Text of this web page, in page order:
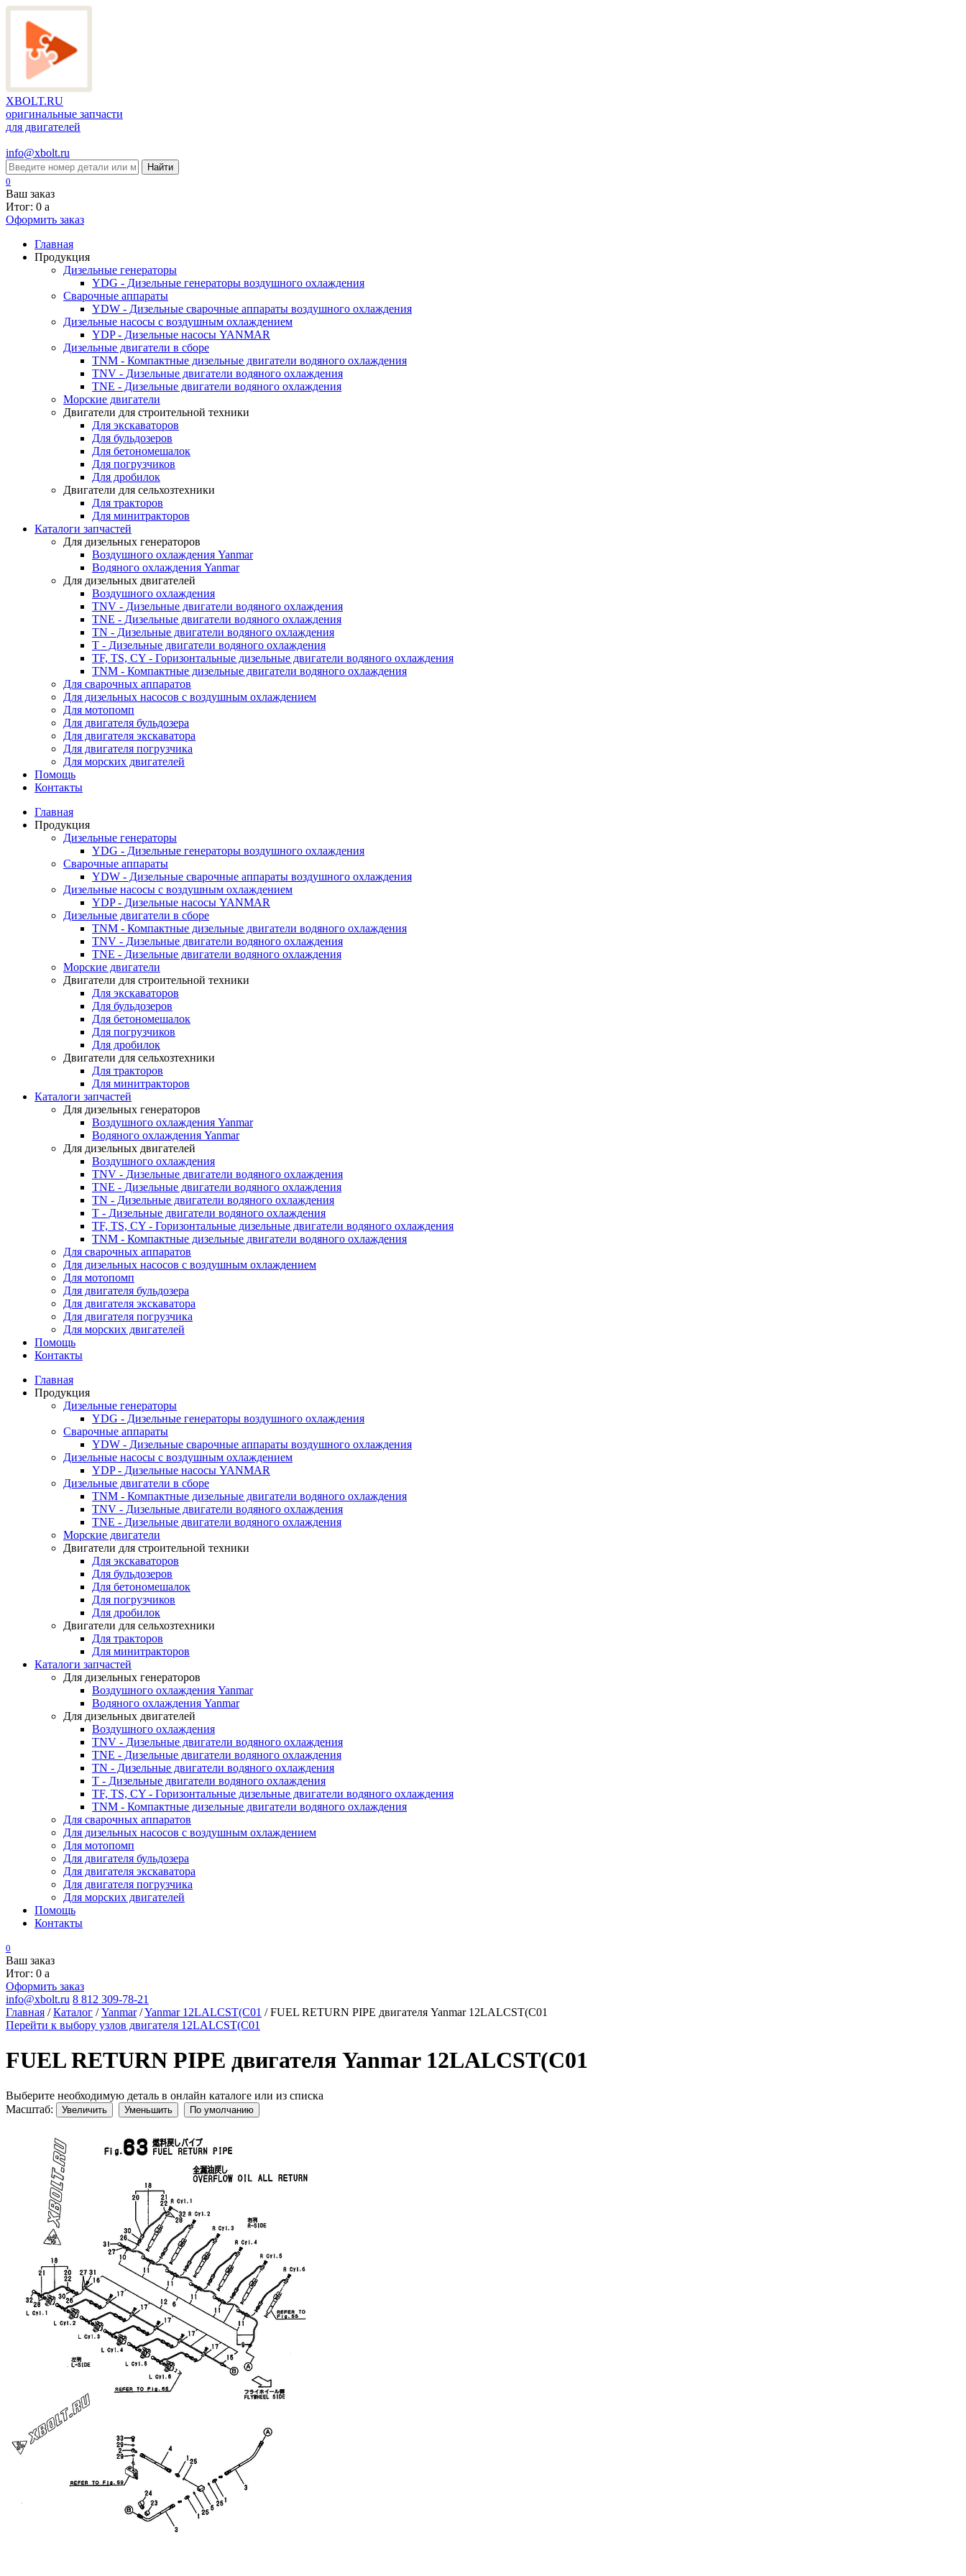
XBOLT.RU
оригинальные запчасти
для двигателей
info@xbolt.ru
Найти
0
Ваш заказ
Итог: 0 a
Оформить заказ
Главная
Продукция
Дизельные генераторы
YDG - Дизельные генераторы воздушного охлаждения
Cварочные аппараты
YDW - Дизельные сварочные аппараты воздушного охлаждения
Дизельные насосы с воздушным охлаждением
YDP - Дизельные насосы YANMAR
Дизельные двигатели в сборе
TNM - Компактные дизельные двигатели водяного охлаждения
TNV - Дизельные двигатели водяного охлаждения
TNE - Дизельные двигатели водяного охлаждения
Морские двигатели
Двигатели для строительной техники
Для экскаваторов
Для бульдозеров
Для бетономешалок
Для погрузчиков
Для дробилок
Двигатели для сельхозтехники
Для тракторов
Для минитракторов
Каталоги запчастей
Для дизельных генераторов
Воздушного охлаждения Yanmar
Водяного охлаждения Yanmar
Для дизельных двигателей
Воздушного охлаждения
TNV - Дизельные двигатели водяного охлаждения
TNE - Дизельные двигатели водяного охлаждения
TN - Дизельные двигатели водяного охлаждения
T - Дизельные двигатели водяного охлаждения
TF, TS, CY - Горизонтальные дизельные двигатели водяного охлаждения
TNM - Компактные дизельные двигатели водяного охлаждения
Для сварочных аппаратов
Для дизельных насосов с воздушным охлаждением
Для мотопомп
Для двигателя бульдозера
Для двигателя экскаватора
Для двигателя погрузчика
Для морских двигателей
Помощь
Контакты
Главная
Продукция
Дизельные генераторы
YDG - Дизельные генераторы воздушного охлаждения
Cварочные аппараты
YDW - Дизельные сварочные аппараты воздушного охлаждения
Дизельные насосы с воздушным охлаждением
YDP - Дизельные насосы YANMAR
Дизельные двигатели в сборе
TNM - Компактные дизельные двигатели водяного охлаждения
TNV - Дизельные двигатели водяного охлаждения
TNE - Дизельные двигатели водяного охлаждения
Морские двигатели
Двигатели для строительной техники
Для экскаваторов
Для бульдозеров
Для бетономешалок
Для погрузчиков
Для дробилок
Двигатели для сельхозтехники
Для тракторов
Для минитракторов
Каталоги запчастей
Для дизельных генераторов
Воздушного охлаждения Yanmar
Водяного охлаждения Yanmar
Для дизельных двигателей
Воздушного охлаждения
TNV - Дизельные двигатели водяного охлаждения
TNE - Дизельные двигатели водяного охлаждения
TN - Дизельные двигатели водяного охлаждения
T - Дизельные двигатели водяного охлаждения
TF, TS, CY - Горизонтальные дизельные двигатели водяного охлаждения
TNM - Компактные дизельные двигатели водяного охлаждения
Для сварочных аппаратов
Для дизельных насосов с воздушным охлаждением
Для мотопомп
Для двигателя бульдозера
Для двигателя экскаватора
Для двигателя погрузчика
Для морских двигателей
Помощь
Контакты
Главная
Продукция
Дизельные генераторы
YDG - Дизельные генераторы воздушного охлаждения
Cварочные аппараты
YDW - Дизельные сварочные аппараты воздушного охлаждения
Дизельные насосы с воздушным охлаждением
YDP - Дизельные насосы YANMAR
Дизельные двигатели в сборе
TNM - Компактные дизельные двигатели водяного охлаждения
TNV - Дизельные двигатели водяного охлаждения
TNE - Дизельные двигатели водяного охлаждения
Морские двигатели
Двигатели для строительной техники
Для экскаваторов
Для бульдозеров
Для бетономешалок
Для погрузчиков
Для дробилок
Двигатели для сельхозтехники
Для тракторов
Для минитракторов
Каталоги запчастей
Для дизельных генераторов
Воздушного охлаждения Yanmar
Водяного охлаждения Yanmar
Для дизельных двигателей
Воздушного охлаждения
TNV - Дизельные двигатели водяного охлаждения
TNE - Дизельные двигатели водяного охлаждения
TN - Дизельные двигатели водяного охлаждения
T - Дизельные двигатели водяного охлаждения
TF, TS, CY - Горизонтальные дизельные двигатели водяного охлаждения
TNM - Компактные дизельные двигатели водяного охлаждения
Для сварочных аппаратов
Для дизельных насосов с воздушным охлаждением
Для мотопомп
Для двигателя бульдозера
Для двигателя экскаватора
Для двигателя погрузчика
Для морских двигателей
Помощь
Контакты
0
Ваш заказ
Итог: 0 a
Оформить заказ
info@xbolt.ru 8 812 309-78-21
Главная /Каталог /Yanmar/Yanmar 12LALCST(C01 /FUEL RETURN PIPE двигателя Yanmar 12LALCST(C01
Перейти к выбору узлов двигателя 12LALCST(C01
FUEL RETURN PIPE двигателя Yanmar 12LALCST(C01
Выберите необходимую деталь в онлайн каталоге или из списка
Масштаб:
Увеличить Уменьшить По умолчанию